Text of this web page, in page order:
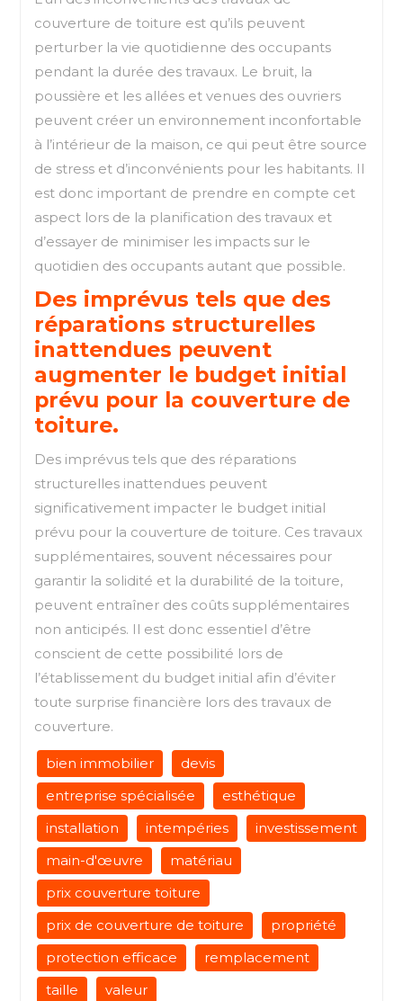
couverture de toiture est qu’ils peuvent
perturber la vie quotidienne des occupants
pendant la durée des travaux. Le bruit, la
poussière et les allées et venues des ouvriers
peuvent créer un environnement inconfortable
à l’intérieur de la maison, ce qui peut être source
de stress et d’inconvénients pour les habitants. Il
est donc important de prendre en compte cet
aspect lors de la planification des travaux et
d’essayer de minimiser les impacts sur le
quotidien des occupants autant que possible.
Des imprévus tels que des
réparations structurelles
inattendues peuvent
augmenter le budget initial
prévu pour la couverture de
toiture.
Des imprévus tels que des réparations
structurelles inattendues peuvent
significativement impacter le budget initial
prévu pour la couverture de toiture. Ces travaux
supplémentaires, souvent nécessaires pour
garantir la solidité et la durabilité de la toiture,
peuvent entraîner des coûts supplémentaires
non anticipés. Il est donc essentiel d’être
conscient de cette possibilité lors de
l’établissement du budget initial afin d’éviter
toute surprise financière lors des travaux de
couverture.
bien immobilier
devis
entreprise spécialisée
esthétique
installation
intempéries
investissement
main-d'œuvre
matériau
prix couverture toiture
prix de couverture de toiture
propriété
protection efficace
remplacement
taille
valeur